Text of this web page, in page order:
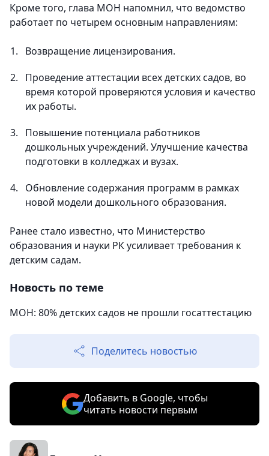
Кроме того, глава МОН напомнил, что ведомство
работает по четырем основным направлениям:
Возвращение лицензирования.
Проведение аттестации всех детских садов, во
время которой проверяются условия и качество
их работы.
Повышение потенциала работников
дошкольных учреждений. Улучшение качества
подготовки в колледжах и вузах.
Обновление содержания программ в рамках
новой модели дошкольного образования.
Ранее стало известно, что Министерство
образования и науки РК усиливает требования к
детским садам.
Новость по теме
МОН: 80% детских садов не прошли госаттестацию
Поделитесь новостью
Добавить в Google, чтобы
читать новости первым